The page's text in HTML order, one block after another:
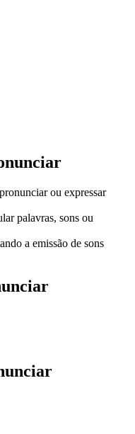
ou expressar
palavras, sons ou
a emissão de sons